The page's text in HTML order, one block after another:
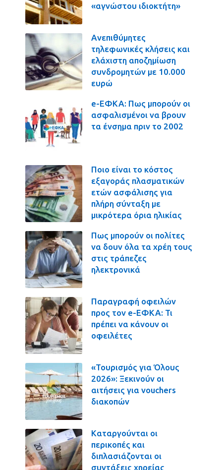
«αγνώστου ιδιοκτήτη»
Ανεπιθύμητες
τηλεφωνικές κλήσεις και
ελάχιστη αποζημίωση
συνδρομητών με 10.000
ευρώ
e-ΕΦΚΑ: Πως μπορούν οι
ασφαλισμένοι να βρουν
τα ένσημα πριν το 2002
Ποιο είναι το κόστος
εξαγοράς πλασματικών
ετών ασφάλισης για
πλήρη σύνταξη με
μικρότερα όρια ηλικίας
Πως μπορούν οι πολίτες
να δουν όλα τα χρέη τους
στις τράπεζες
ηλεκτρονικά
Παραγραφή οφειλών
προς τον e-ΕΦΚΑ: Τι
πρέπει να κάνουν οι
οφειλέτες
«Τουρισμός για Όλους
2026»: Ξεκινούν οι
αιτήσεις για vouchers
διακοπών
Καταργούνται οι
περικοπές και
διπλασιάζονται οι
συντάξεις χηρείας